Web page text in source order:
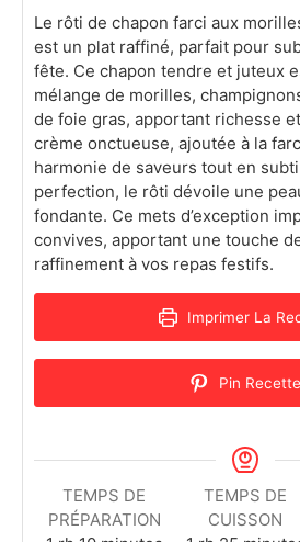
Le rôti de chapon farci aux
est un plat raffiné, parfait pour
fête. Ce chapon tendre et juteux
mélange de morilles,
de foie gras, apportant richesse
crème onctueuse, ajoutée à la
harmonie de saveurs tout en
perfection, le rôti dévoile une
fondante. Ce mets d’exception
convives, apportant une touche
raffinement à vos repas festifs.
Imprimer La
Pin Recette
TEMPS DE
PRÉPARATION
TEMPS DE
CUISSON